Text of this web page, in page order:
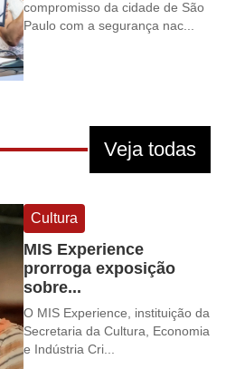
compromisso da cidade de São
Paulo com a segurança nac...
Veja todas
Cultura
MIS Experience
prorroga exposição
sobre...
O MIS Experience, instituição da
Secretaria da Cultura, Economia
e Indústria Cri...